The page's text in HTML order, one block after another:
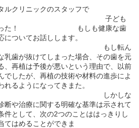
ルクリニックのスタッフで
子ども
しまった！ もしも健康な歯
についてお話しします。
転ん
乳歯が抜けてしまった場合、その歯を元
、再植は予後が悪いという理由で、以前
でしたが、再植の技術や材料の進歩によ
行われるようになってきまた。
しな
断や治療に関する明確な基準は示されて
件として、次の2つのことははっきりし
てはめることができま